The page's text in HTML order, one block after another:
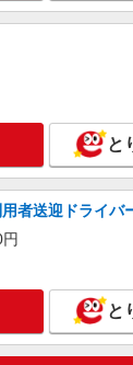
い・週払い可能（規程
詳
スタッフ【
円〜1450円（
★交通費別途支給
。・゜+゜・。○。
紹介頂くと, インセンテ
払い・週払い可能（規程
・。○。・゜+゜・
宮崎市の家電量販店
と
者送迎ドライバ
と